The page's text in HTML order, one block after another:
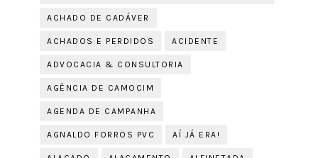
ACHADO DE CADÁVER
ACHADOS E PERDIDOS ACIDENTE
ADVOCACIA & CONSULTORIA
AGÊNCIA DE CAMOCIM
AGENDA DE CAMPANHA
AGNALDO FORROS PVC AÍ JÁ ERA!